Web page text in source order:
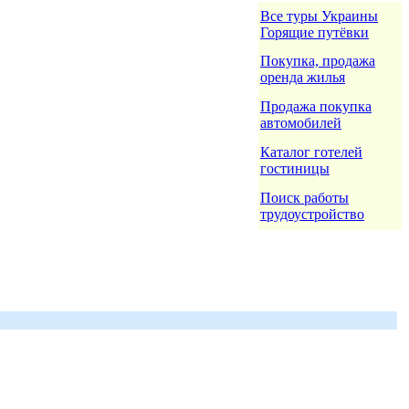
Все туры Украины
Горящие путёвки
Покупка, продажа
оренда жилья
Продажа покупка
автомобилей
Каталог готелей
гостиницы
Поиск работы
трудоустройство